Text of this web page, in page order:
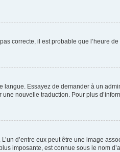
correcte, il est probable que l’heure
Essayez de demander à un
nouvelle traduction. Pour plus
d’entre eux peut être une image
imposante, est connue sous le nom